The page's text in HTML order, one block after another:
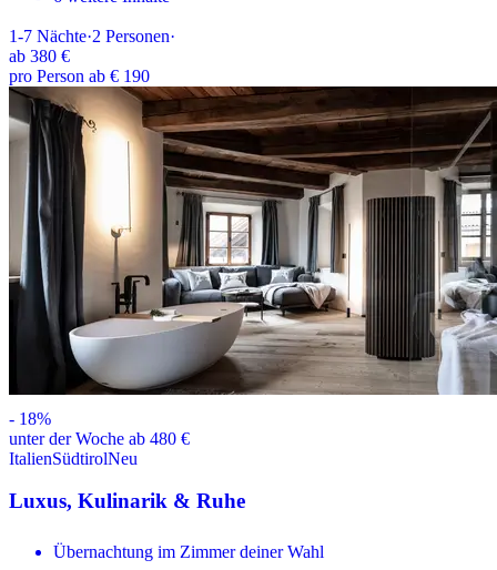
1-7 Nächte·2 Personen·
ab 380 €
pro Person ab € 190
- 18%
unter der Woche ab 480 €
ItalienSüdtirolNeu
Luxus, Kulinarik & Ruhe
Übernachtung im Zimmer deiner Wahl